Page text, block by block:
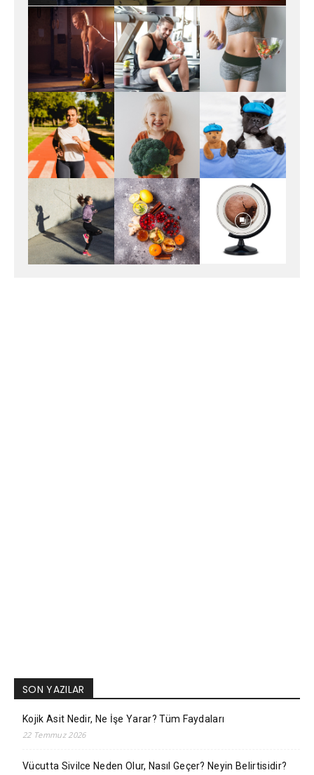
SON YAZILAR
Kojik Asit Nedir, Ne İşe Yarar? Tüm Faydaları
22 Temmuz 2026
Vücutta Sivilce Neden Olur, Nasıl Geçer? Neyin Belirtisidir?